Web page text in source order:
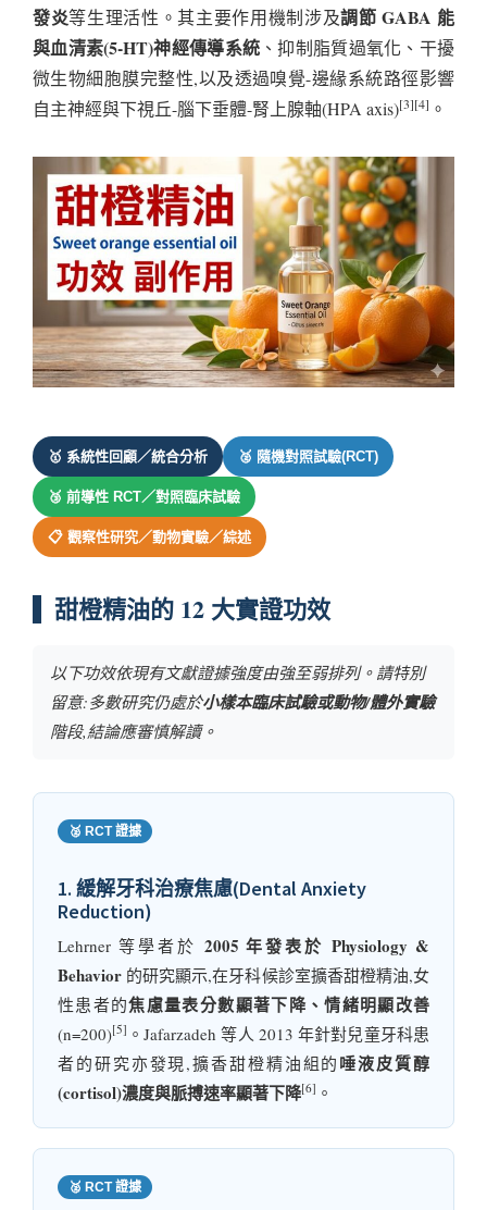
發炎等生理活性。其主要作用機制涉及調節 GABA 能
與血清素(5-HT)神經傳導系統 、抑制脂質過氧化、干擾
微生物細胞膜完整性,以及透過嗅覺-邊緣系統路徑影響
自主神經與下視丘-腦下垂體-腎上腺軸(HPA axis)[3][4] 。
🥇 系統性回顧／統合分析 🥈 隨機對照試驗(RCT)
🥉 前導性 RCT／對照臨床試驗
📋 觀察性研究／動物實驗／綜述
甜橙精油的 12 大實證功效
以下功效依現有文獻證據強度由強至弱排列。請特別
留意:多數研究仍處於小樣本臨床試驗或動物/體外實驗
階段,結論應審慎解讀。
🥈 RCT 證據
1. 緩解牙科治療焦慮(Dental Anxiety
Reduction)
Lehrner 等學者於 2005 年發表於 Physiology &
Behavior 的研究顯示,在牙科候診室擴香甜橙精油,女
性患者的焦慮量表分數顯著下降、情緒明顯改善
(n=200)[5] 。Jafarzadeh 等人 2013 年針對兒童牙科患
者的研究亦發現,擴香甜橙精油組的 唾液皮質醇
(cortisol)濃度與脈搏速率顯著下降[6] 。
🥈 RCT 證據